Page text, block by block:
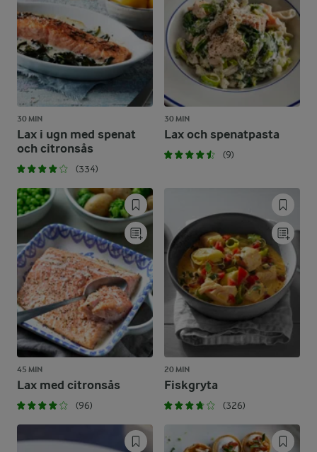
30 MIN
Lax i ugn med spenat
och citronsås
(334)
30 MIN
Lax och spenatpasta
(9)
45 MIN
Lax med citronsås
(96)
20 MIN
Fiskgryta
(326)